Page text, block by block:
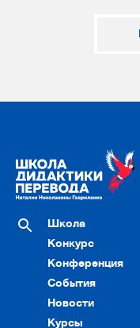
Школа
Конкурс
Конференция
События
Новости
Курсы